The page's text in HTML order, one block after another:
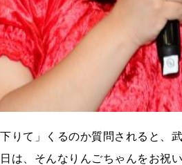
りて」くるのか質問されると、
は、そんなりんごちゃんをお祝